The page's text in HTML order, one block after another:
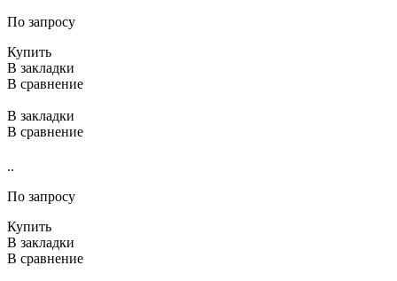
По запросу
Купить
В закладки
В сравнение
В закладки
В сравнение
..
По запросу
Купить
В закладки
В сравнение